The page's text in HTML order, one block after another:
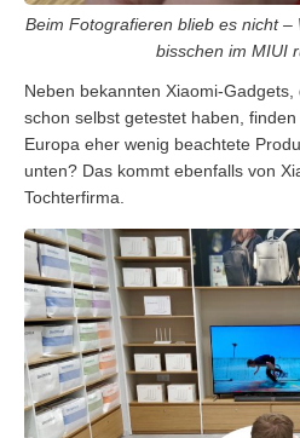
Beim Fotografieren blieb es nicht
bisschen im MIUI
Neben bekannten Xiaomi-
schon selbst getestet haben,
Europa eher wenig beachtete
unten? Das kommt ebenfalls von
Tochterfirma.